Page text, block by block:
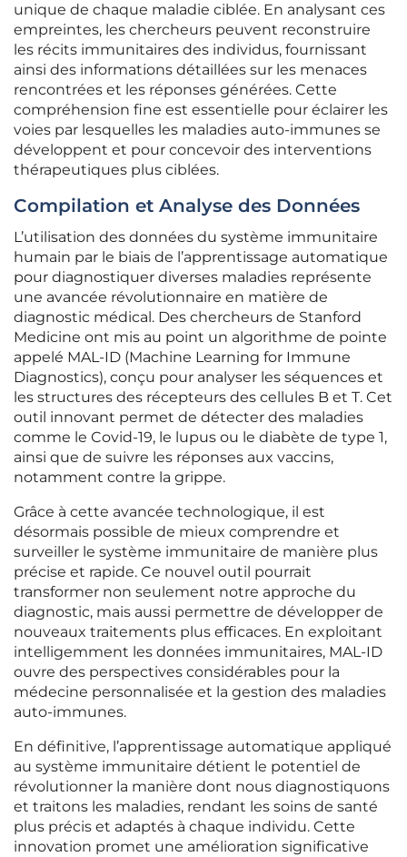
unique de chaque maladie ciblée. En analysant ces
empreintes, les chercheurs peuvent reconstruire
les récits immunitaires des individus, fournissant
ainsi des informations détaillées sur les menaces
rencontrées et les réponses générées. Cette
compréhension fine est essentielle pour éclairer les
voies par lesquelles les maladies auto-immunes se
développent et pour concevoir des interventions
thérapeutiques plus ciblées.
Compilation et Analyse des Données
L’utilisation des données du système immunitaire
humain par le biais de l’apprentissage automatique
pour diagnostiquer diverses maladies représente
une avancée révolutionnaire en matière de
diagnostic médical. Des chercheurs de Stanford
Medicine ont mis au point un algorithme de pointe
appelé MAL-ID (Machine Learning for Immune
Diagnostics), conçu pour analyser les séquences et
les structures des récepteurs des cellules B et T. Cet
outil innovant permet de détecter des maladies
comme le Covid-19, le lupus ou le diabète de type 1,
ainsi que de suivre les réponses aux vaccins,
notamment contre la grippe.
Grâce à cette avancée technologique, il est
désormais possible de mieux comprendre et
surveiller le système immunitaire de manière plus
précise et rapide. Ce nouvel outil pourrait
transformer non seulement notre approche du
diagnostic, mais aussi permettre de développer de
nouveaux traitements plus efficaces. En exploitant
intelligemment les données immunitaires, MAL-ID
ouvre des perspectives considérables pour la
médecine personnalisée et la gestion des maladies
auto-immunes.
En définitive, l’apprentissage automatique appliqué
au système immunitaire détient le potentiel de
révolutionner la manière dont nous diagnostiquons
et traitons les maladies, rendant les soins de santé
plus précis et adaptés à chaque individu. Cette
innovation promet une amélioration significative